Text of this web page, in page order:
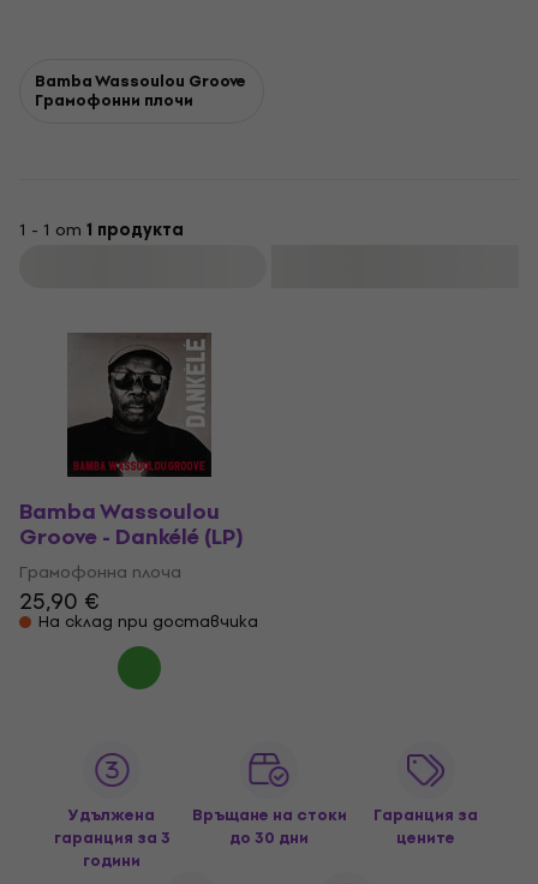
Bamba Wassoulou Groove
Грамофонни плочи
1 - 1 от 1 продукта
Bamba Wassoulou
Groove - Dankélé (LP)
Грамофонна плоча
25,90 €
На склад при доставчика
Удължена
гаранция за 3
години
Връщане на стоки
до 30 дни
Гаранция за
цените